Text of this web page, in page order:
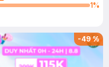
1%
-49%